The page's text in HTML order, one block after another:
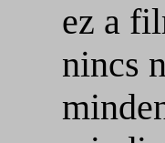
ez a
nincs